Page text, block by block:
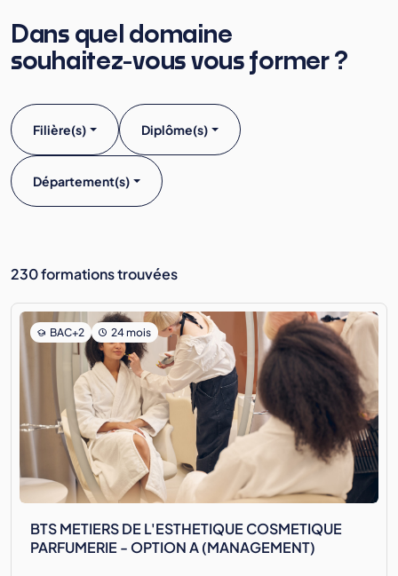
Dans quel domaine
souhaitez-vous vous former ?
Filière(s) Diplôme(s)
Département(s)
230 formations trouvées
BAC+2 24 mois
BTS METIERS DE L'ESTHETIQUE COSMETIQUE
PARFUMERIE - OPTION A (MANAGEMENT)